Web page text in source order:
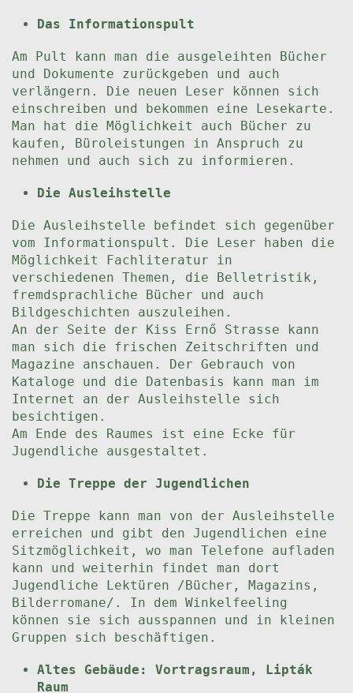
Das Informationspult
Am Pult kann man die ausgeleihten Bücher
und Dokumente zurückgeben und auch
verlängern. Die neuen Leser können sich
einschreiben und bekommen eine Lesekarte.
Man hat die Möglichkeit auch Bücher zu
kaufen, Büroleistungen in Anspruch zu
nehmen und auch sich zu informieren.
Die Ausleihstelle
Die Ausleihstelle befindet sich gegenüber
vom Informationspult. Die Leser haben die
Möglichkeit Fachliteratur in
verschiedenen Themen, die Belletristik,
fremdsprachliche Bücher und auch
Bildgeschichten auszuleihen.
An der Seite der Kiss Ernő Strasse kann
man sich die frischen Zeitschriften und
Magazine anschauen. Der Gebrauch von
Kataloge und die Datenbasis kann man im
Internet an der Ausleihstelle sich
besichtigen.
Am Ende des Raumes ist eine Ecke für
Jugendliche ausgestaltet.
Die Treppe der Jugendlichen
Die Treppe kann man von der Ausleihstelle
erreichen und gibt den Jugendlichen eine
Sitzmöglichkeit, wo man Telefone aufladen
kann und weiterhin findet man dort
Jugendliche Lektüren /Bücher, Magazins,
Bilderromane/. In dem Winkelfeeling
können sie sich ausspannen und in kleinen
Gruppen sich beschäftigen.
Altes Gebäude: Vortragsraum, Lipták
Raum